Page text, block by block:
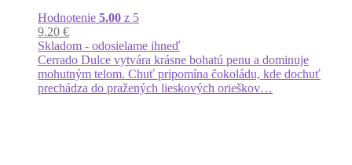
Hodnotenie 5.00 z 5
9.20 €
Skladom - odosielame ihneď
Cerrado Dulce vytvára krásne bohatú penu a dominuje
mohutným telom. Chuť pripomína čokoládu, kde dochuť
prechádza do pražených lieskových orieškov…